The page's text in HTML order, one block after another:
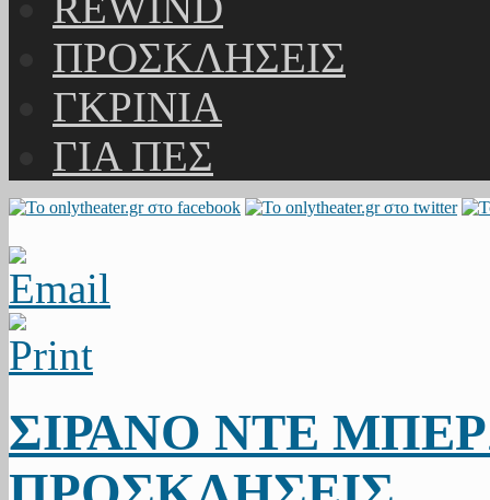
ΠΡΟΣΚΛΗΣΕΙΣ
ΓΚΡΙΝΙΑ
ΓΙΑ ΠΕΣ
ΣΙΡΑΝΟ ΝΤΕ